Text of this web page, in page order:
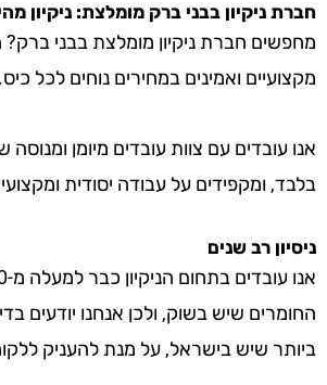
חברת ניקיון בבני ברק מומלצת: ניקיון
מחפשים חברת ניקיון מומלצת בבני ברק?
מקצועיים ואמינים במחירים נוחים לכל כיס.
אנו עובדים עם צוות עובדים מיומן
בלבד, ומקפידים על עבודה יסודית
ניסיון רב שנים
החומרים שיש בשוק, ולכן אנחנו יודעים
ביותר שיש בישראל, על מנת להעניק